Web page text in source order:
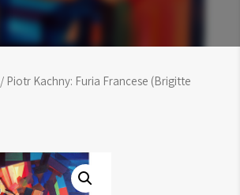
/ Piotr Kachny: Furia Francese (Brigitte